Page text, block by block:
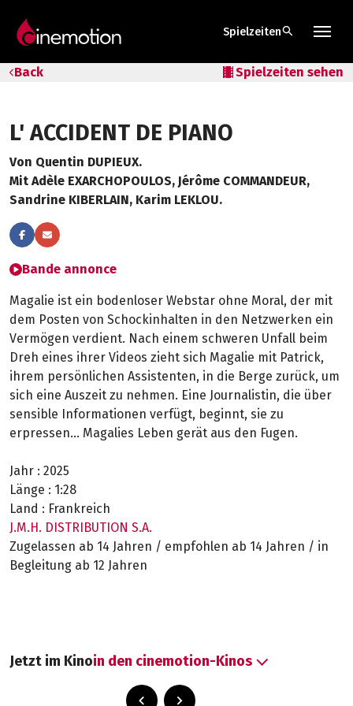
Spielzeitensearch
Back local_movies Spielzeiten sehen
L' ACCIDENT DE PIANO
Von Quentin DUPIEUX.
Mit Adèle EXARCHOPOULOS, Jérôme COMMANDEUR,
Sandrine KIBERLAIN, Karim LEKLOU.
Bande annonce
Magalie ist ein bodenloser Webstar ohne Moral, der mit
dem Posten von Schockinhalten in den Netzwerken ein
Vermögen verdient. Nach einem schweren Unfall beim
Dreh eines ihrer Videos zieht sich Magalie mit Patrick,
ihrem persönlichen Assistenten, in die Berge zurück, um
sich eine Auszeit zu nehmen. Eine Journalistin, die über
sensible Informationen verfügt, beginnt, sie zu
erpressen... Magalies Leben gerät aus den Fugen.
Jahr : 2025
Länge : 1:28
Land : Frankreich
J.M.H. DISTRIBUTION S.A.
Zugelassen ab 14 Jahren / empfohlen ab 14 Jahren / in
Begleitung ab 12 Jahren
Jetzt im Kinoin den cinemotion-Kinos
Geschenk-Gutschein
Tipps